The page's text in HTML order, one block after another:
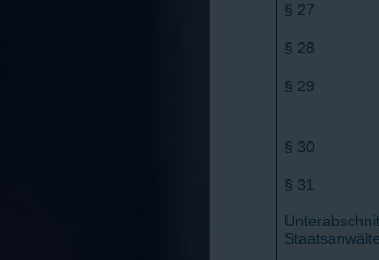
§ 27
§ 28
§ 29
§ 30
§ 31
Staatsanwälte